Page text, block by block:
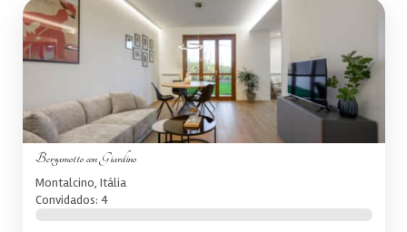
Bergamotto con Giardino
Montalcino, Itália
Convidados: 4